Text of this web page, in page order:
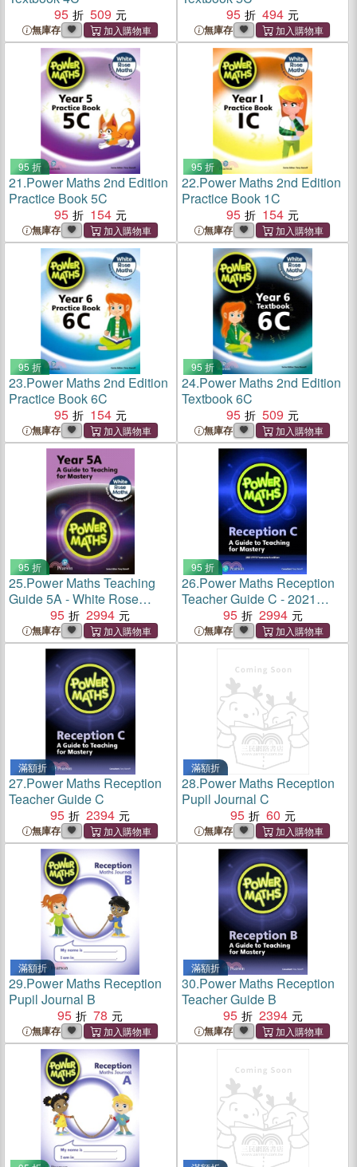
95
509
無庫存
95
494
無庫存
95 折
21.Power Maths 2nd Edition
Practice Book 5C
95
154
無庫存
95 折
22.Power Maths 2nd Edition
Practice Book 1C
95
154
無庫存
95 折
23.Power Maths 2nd Edition
Practice Book 6C
95
154
無庫存
95 折
24.Power Maths 2nd Edition
Textbook 6C
95
509
無庫存
95 折
25.Power Maths Teaching
Guide 5A - White Rose
Maths edition
95 2994
無庫存
95 折
26.Power Maths Reception
Teacher Guide C - 2021
95 2994
無庫存
滿額折
27.Power Maths Reception
Teacher Guide C
95
2394
無庫存
滿額折
28.Power Maths Reception
Pupil Journal C
95
60
無庫存
滿額折
29.Power Maths Reception
Pupil Journal B
95
78
無庫存
滿額折
30.Power Maths Reception
Teacher Guide B
95
2394
無庫存